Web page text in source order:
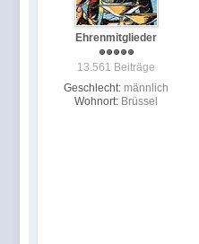
Ehrenmitglieder
13.561 Beiträge
Geschlecht: männlich
Wohnort: Brüssel